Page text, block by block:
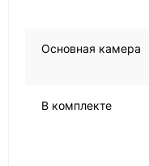
Основная камера
В комплекте